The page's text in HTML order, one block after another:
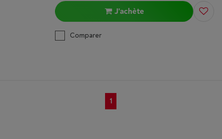
J'achète
Comparer
1